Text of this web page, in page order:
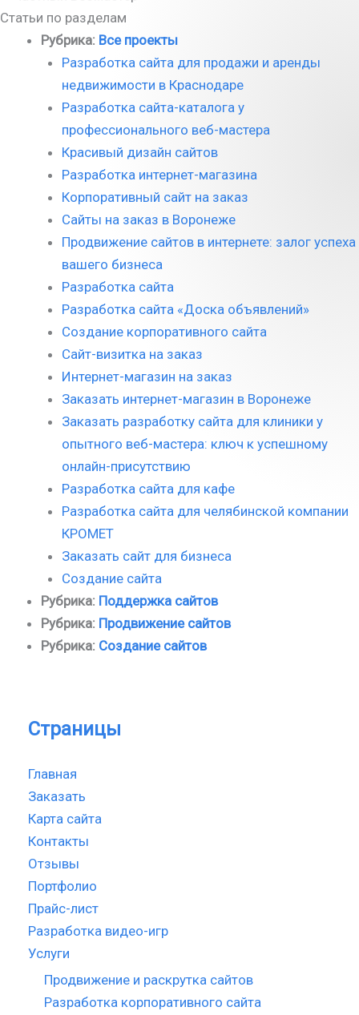
Статьи по разделам
Рубрика: Все проекты
Разработка сайта для продажи и аренды
недвижимости в Краснодаре
Разработка сайта-каталога у
профессионального веб-мастера
Красивый дизайн сайтов
Разработка интернет-магазина
Корпоративный сайт на заказ
Сайты на заказ в Воронеже
Продвижение сайтов в интернете: залог успеха
вашего бизнеса
Разработка сайта
Разработка сайта «Доска объявлений»
Создание корпоративного сайта
Сайт-визитка на заказ
Интернет-магазин на заказ
Заказать интернет-магазин в Воронеже
Заказать разработку сайта для клиники у
опытного веб-мастера: ключ к успешному
онлайн-присутствию
Разработка сайта для кафе
Разработка сайта для челябинской компании
КРОМЕТ
Заказать сайт для бизнеса
Создание сайта
Рубрика: Поддержка сайтов
Рубрика: Продвижение сайтов
Рубрика: Создание сайтов
Страницы
Главная
Заказать
Карта сайта
Контакты
Отзывы
Портфолио
Прайс-лист
Разработка видео-игр
Услуги
Продвижение и раскрутка сайтов
Разработка корпоративного сайта